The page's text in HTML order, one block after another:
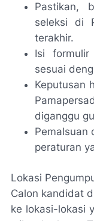
Pastikan,
seleksi di
terakhir.
Isi
sesuai
Keputusan
diganggu
Pemalsuan
peraturan
Lokasi
Calon kandidat
ke lokasi-lokasi